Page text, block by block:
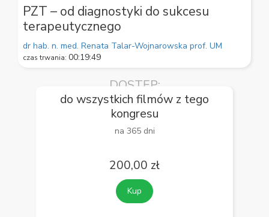
seconds
of
59
seconds
PZT – od diagnostyki do sukcesu
terapeutycznego
dr hab. n. med. Renata Talar-Wojnarowska prof. UM
czas trwania: 00:19:49
DOSTĘP:
do wszystkich filmów z tego
kongresu
na 365 dni
200,00 zł
Kup